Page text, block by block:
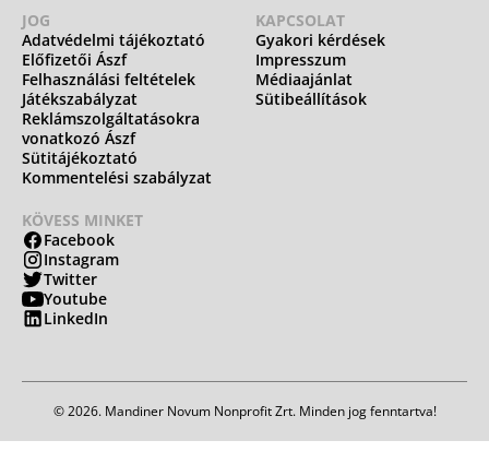
JOG
Adatvédelmi tájékoztató
Előfizetői Ászf
Felhasználási feltételek
Játékszabályzat
Reklámszolgáltatásokra
vonatkozó Ászf
Sütitájékoztató
Kommentelési szabályzat
KAPCSOLAT
Gyakori kérdések
Impresszum
Médiaajánlat
Sütibeállítások
KÖVESS MINKET
Facebook
Instagram
Twitter
Youtube
LinkedIn
© 2026. Mandiner Novum Nonprofit Zrt. Minden jog fenntartva!